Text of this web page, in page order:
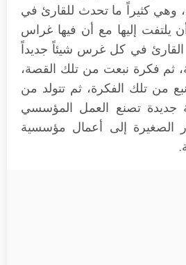
وهي كثيراً ما تحدث للقارئ في
يلتفت إليها مع أن فيها غراس
القارئ في كل غرس شيئاً جديداً
ثم فكرة نبعت من تلك القصة،
من تلك الفكرة، ثم تتولد من
جديدة تصنع العمل المؤسسي
الصغيرة إلى أعمال مؤسسية